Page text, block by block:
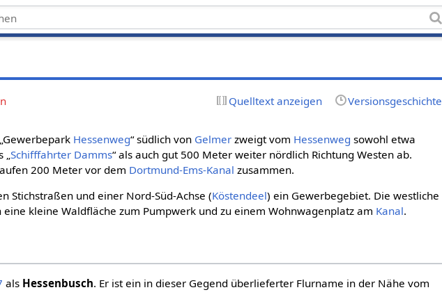
Quelltext anzeigen Versionsgeschichte
Hessenweg“ südlich von Gelmer zweigt vom Hessenweg sowohl etwa
„Schifffahrter Damms“ als auch gut 500 Meter weiter nördlich Richtung Westen ab.
200 Meter vor dem Dortmund-Ems-Kanal zusammen.
Stichstraßen und einer Nord-Süd-Achse (Köstendeel) ein Gewerbegebiet. Die westliche
kleine Waldfläche zum Pumpwerk und zu einem Wohnwagenplatz am Kanal.
als Hessenbusch. Er ist ein in dieser Gegend überlieferter Flurname in der Nähe vom